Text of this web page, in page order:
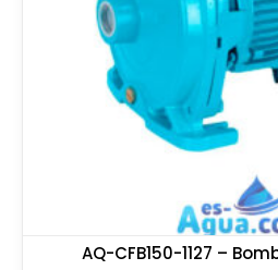
AQ-CFB150-1127 –